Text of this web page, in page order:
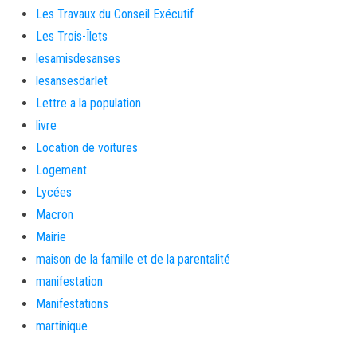
Les Travaux du Conseil Exécutif
Les Trois-Îlets
lesamisdesanses
lesansesdarlet
Lettre a la population
livre
Location de voitures
Logement
Lycées
Macron
Mairie
maison de la famille et de la parentalité
manifestation
Manifestations
martinique